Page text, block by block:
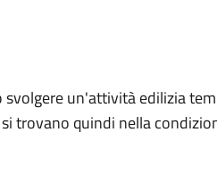
un'attività edilizia
trovano quindi nella